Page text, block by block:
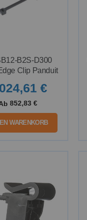
B2S-D300
Clip Panduit
€
852,83 €
WARENKORB